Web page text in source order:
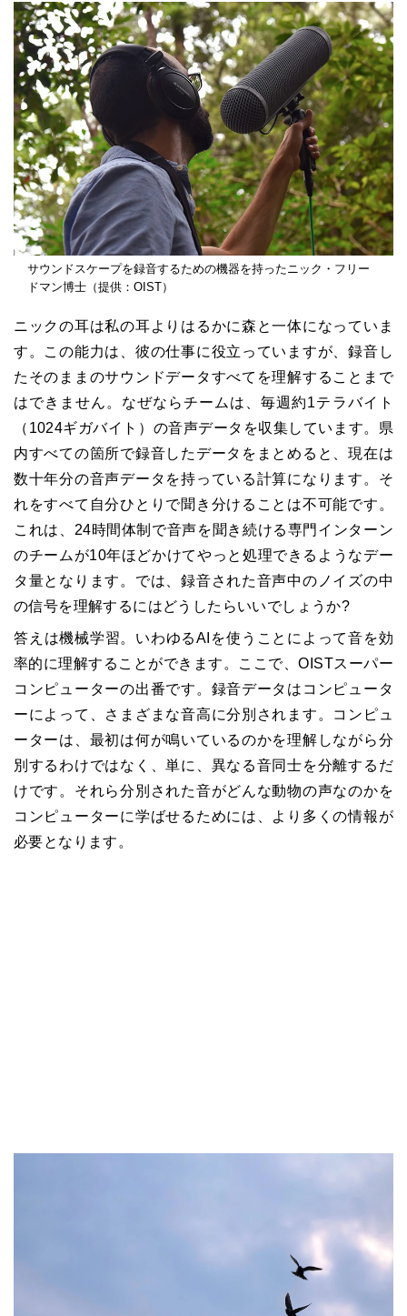
サウンドスケープを録音するための機器を持ったニック・フリー
ドマン博士（提供：OIST）
ニックの耳は私の耳よりはるかに森と一体になっていま
す。この能力は、彼の仕事に役立っていますが、録音し
たそのままのサウンドデータすべてを理解することまで
はできません。なぜならチームは、毎週約1テラバイト
（1024ギガバイト）の音声データを収集しています。県
内すべての箇所で録音したデータをまとめると、現在は
数十年分の音声データを持っている計算になります。そ
れをすべて自分ひとりで聞き分けることは不可能です。
これは、24時間体制で音声を聞き続ける専門インターン
のチームが10年ほどかけてやっと処理できるようなデー
タ量となります。では、録音された音声中のノイズの中
の信号を理解するにはどうしたらいいでしょうか?
答えは機械学習。いわゆるAIを使うことによって音を効
率的に理解することができます。ここで、OISTスーパー
コンピューターの出番です。録音データはコンピュータ
ーによって、さまざまな音高に分別されます。コンピュ
ーターは、最初は何が鳴いているのかを理解しながら分
別するわけではなく、単に、異なる音同士を分離するだ
けです。それら分別された音がどんな動物の声なのかを
コンピューターに学ばせるためには、より多くの情報が
必要となります。